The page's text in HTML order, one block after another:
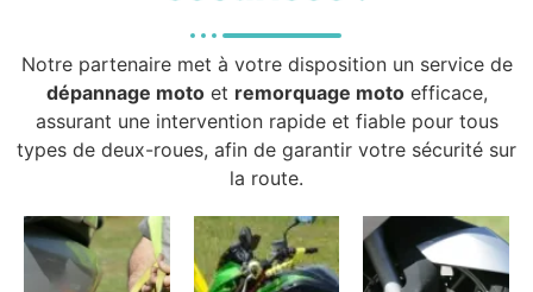
Notre partenaire met à votre disposition un service de
dépannage motoet remorquage motoefficace,
assurant une intervention rapide et fiable pour tous
types de deux-roues, afin de garantir votre sécurité sur
la route.